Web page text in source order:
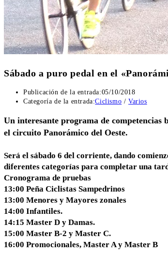
Sábado a puro pedal en el
Publicación de la entrada:05/10/2018
Categoría de la entrada:Ciclismo / Varios
Un interesante programa de
el circuito Panorámico del Oeste.
Será el sábado 6 del corriente, dando
diferentes categorías para completar una
Cronograma de pruebas
13:00 Peña Ciclistas Sampedrinos
13:00 Menores y Mayores zonales
14:00 Infantiles.
14:15 Master D y Damas.
15:00 Master B-2 y Master C.
16:00 Promocionales, Master A y Master B